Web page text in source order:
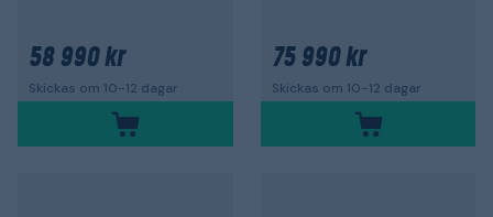
58 990 kr
Skickas om 10-12 dagar
75 990 kr
Skickas om 10-12 dagar